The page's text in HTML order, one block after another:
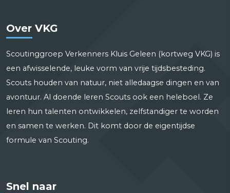
Over VKG
Scoutinggroep Verkenners Kluis Geleen (kortweg VKG) is
een afwisselende, leuke vorm van vrije tijdsbesteding.
Scouts houden van natuur, niet alledaagse dingen en van
avontuur. Al doende leren Scouts ook een heleboel. Ze
leren hun talenten ontwikkelen, zelfstandiger te worden
en samen te werken. Dit komt door de eigentijdse
formule van Scouting.
Snel naar